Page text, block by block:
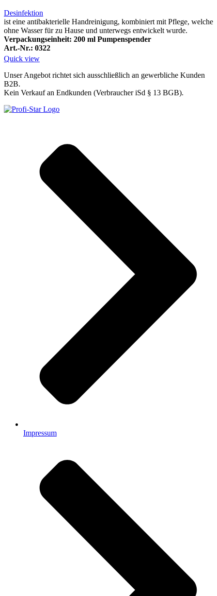
Desinfektion
ist eine antibakterielle Handreinigung, kombiniert mit Pflege, welche
ohne Wasser für zu Hause und unterwegs entwickelt wurde.
Verpackungseinheit: 200 ml Pumpenspender
Art.-Nr.: 0322
Quick view
Unser Angebot richtet sich ausschließlich an gewerbliche Kunden
B2B.
Kein Verkauf an Endkunden (Verbraucher iSd § 13 BGB).
Impressum